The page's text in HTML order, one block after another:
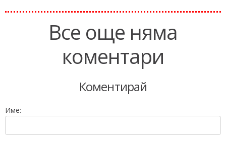
Все още няма
коментари
Коментирай
Име: